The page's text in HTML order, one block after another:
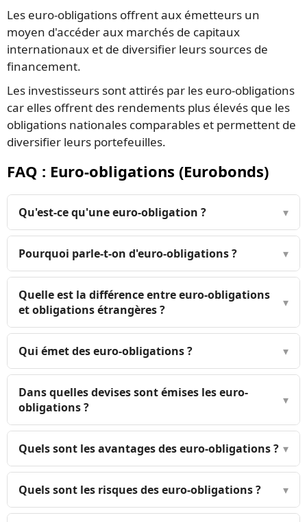
Les euro-obligations offrent aux émetteurs un
moyen d'accéder aux marchés de capitaux
internationaux et de diversifier leurs sources de
financement.
Les investisseurs sont attirés par les euro-obligations
car elles offrent des rendements plus élevés que les
obligations nationales comparables et permettent de
diversifier leurs portefeuilles.
FAQ : Euro-obligations (Eurobonds)
Qu'est-ce qu'une euro-obligation ? ▾
Pourquoi parle-t-on d'euro-obligations ? ▾
Quelle est la différence entre euro-obligations
et obligations étrangères ?
▾
Qui émet des euro-obligations ? ▾
Dans quelles devises sont émises les euro-
obligations ?
▾
Quels sont les avantages des euro-obligations ? ▾
Quels sont les risques des euro-obligations ? ▾